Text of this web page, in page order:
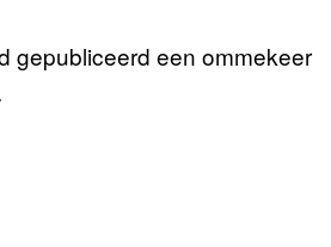
gepubliceerd een ommekeer